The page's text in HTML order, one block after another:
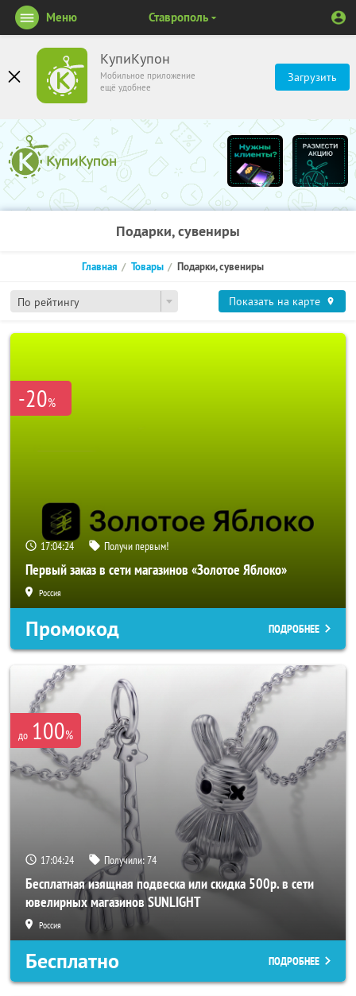
КупиКупон
Мобильное приложение
ещё удобнее
Загрузить
Меню Ставрополь
Подарки, сувениры
По рейтингу
Главная Товары Подарки, сувениры
Показать на карте
-20%
17:04:23 Получи первым!
Первый заказ в сети магазинов «Золотое Яблоко»
Россия
Промокод ПОДРОБНЕЕ
до 100%
17:04:23 Получили:74
Бесплатная изящная подвеска или скидка 500р. в сети
ювелирных магазинов SUNLIGHT
Россия
Бесплатно ПОДРОБНЕЕ